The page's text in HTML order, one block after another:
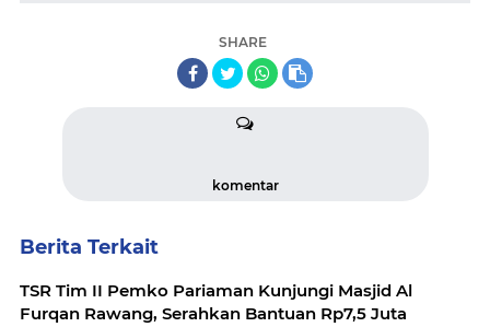
SHARE
komentar
Berita Terkait
TSR Tim II Pemko Pariaman Kunjungi Masjid Al
Furqan Rawang, Serahkan Bantuan Rp7,5 Juta